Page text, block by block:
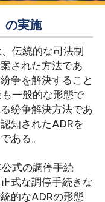
の実施
伝統的な司法制
された方法であ
争を解決すること
一般的な形態で
紛争解決方法であ
知されたADRを
ある。
式の調停手続
式な調停手続きな
的なADRの形態